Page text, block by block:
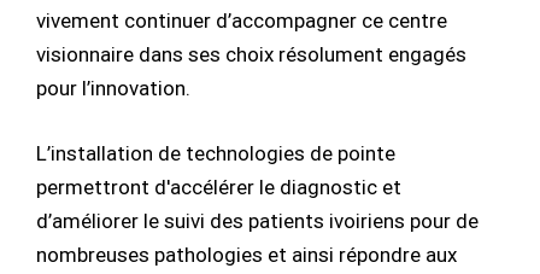
vivement continuer d’accompagner ce centre
visionnaire dans ses choix résolument engagés
pour l’innovation.
L’installation de technologies de pointe
permettront d'accélérer le diagnostic et
d’améliorer le suivi des patients ivoiriens pour de
nombreuses pathologies et ainsi répondre aux